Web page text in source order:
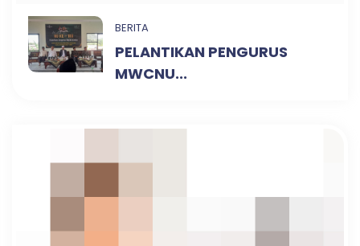
BERITA
PELANTIKAN PENGURUS
MWCNU...